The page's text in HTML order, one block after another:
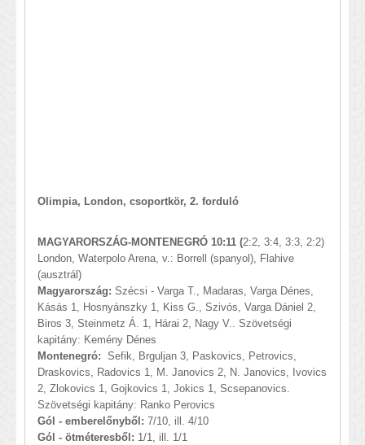
Olimpia, London, csoportkör, 2. forduló
MAGYARORSZÁG-MONTENEGRÓ 10:11 (2:2, 3:4, 3:3, 2:2)
London, Waterpolo Arena, v.: Borrell (spanyol), Flahive
(ausztrál)
Magyarország: Szécsi - Varga T., Madaras, Varga Dénes,
Kásás 1, Hosnyánszky 1, Kiss G., Szivós, Varga Dániel 2,
Biros 3, Steinmetz Á. 1, Hárai 2, Nagy V.. Szövetségi
kapitány: Kemény Dénes
Montenegró: Sefik, Brguljan 3, Paskovics, Petrovics,
Draskovics, Radovics 1, M. Janovics 2, N. Janovics, Ivovics
2, Zlokovics 1, Gojkovics 1, Jokics 1, Scsepanovics.
Szövetségi kapitány: Ranko Perovics
Gól - emberelőnyből: 7/10, ill. 4/10
Gól - ötméteresből: 1/1, ill. 1/1